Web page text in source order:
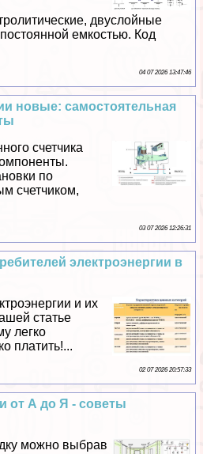
двуслойные
емкостью. Код
04 07 2026 13:47:46
новые: самостоятельная
счетчика
по
счетчиком,
03 07 2026 12:26:31
электроэнергии в
и их
статье
легко
платить!...
02 07 2026 20:57:33
от А до Я - советы
можно выбрав